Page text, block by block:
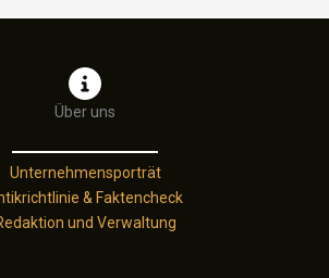
Über uns
Unternehmensporträt
& Faktencheck
und Verwaltung